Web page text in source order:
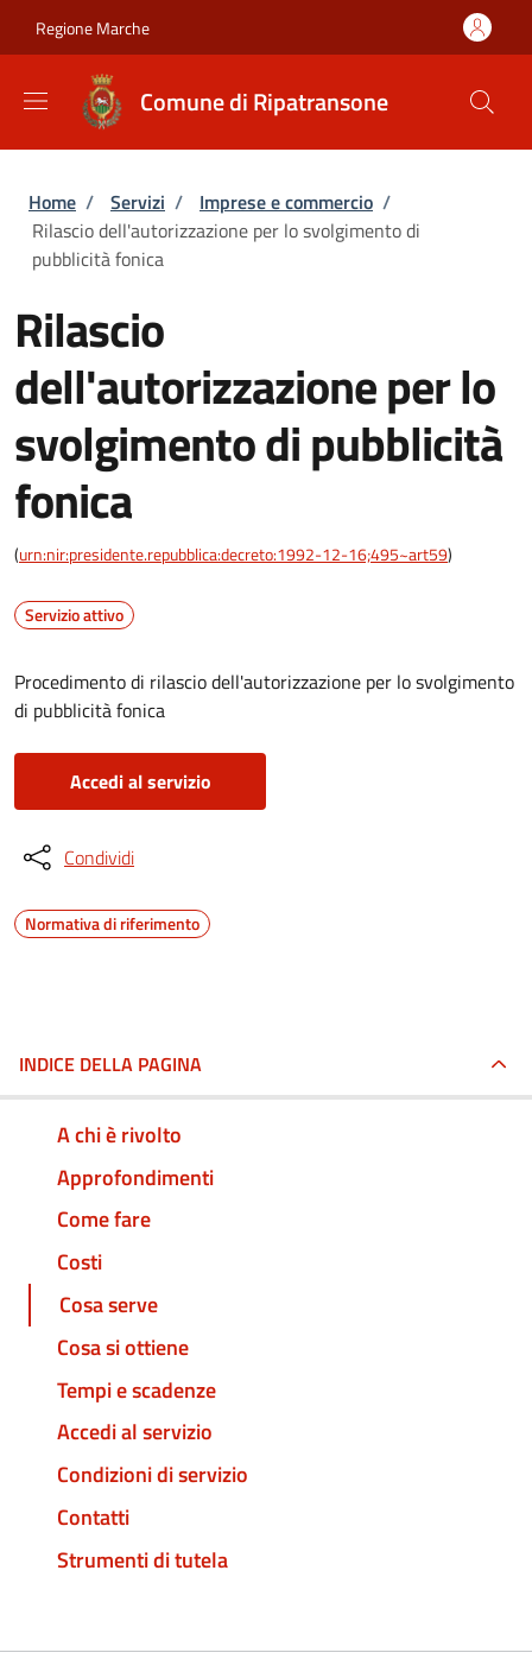
Regione Marche
Comune di Ripatransone
Briciole di pane
Home / Servizi / Imprese e commercio /
Rilascio dell'autorizzazione per lo svolgimento di
pubblicità fonica
Rilascio
dell'autorizzazione per lo
svolgimento di pubblicità
fonica
(urn:nir:presidente.repubblica:decreto:1992-12-16;495~art59)
Servizio attivo
Procedimento di rilascio dell'autorizzazione per lo svolgimento
di pubblicità fonica
Accedi al servizio
Condividi
Normativa di riferimento
INDICE DELLA PAGINA
A chi è rivolto
Approfondimenti
Come fare
Costi
Cosa serve
Cosa si ottiene
Tempi e scadenze
Accedi al servizio
Condizioni di servizio
Contatti
Strumenti di tutela